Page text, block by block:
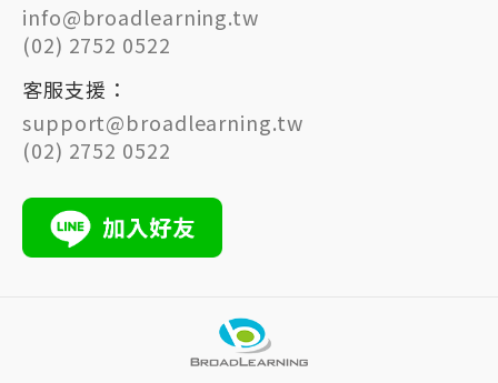
info@broadlearning.tw
(02) 2752 0522
客服支援：
support@broadlearning.tw
(02) 2752 0522